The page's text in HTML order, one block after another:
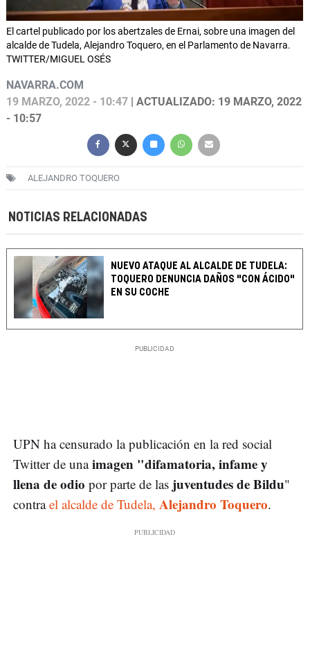
El cartel publicado por los abertzales de Ernai, sobre una imagen del
alcalde de Tudela, Alejandro Toquero, en el Parlamento de Navarra.
TWITTER/MIGUEL OSÉS
NAVARRA.COM
19 MARZO, 2022 - 10:47 | ACTUALIZADO: 19 MARZO, 2022
- 10:57
ALEJANDRO TOQUERO
NOTICIAS RELACIONADAS
NUEVO ATAQUE AL ALCALDE DE TUDELA:
TOQUERO DENUNCIA DAÑOS "CON ÁCIDO"
EN SU COCHE
UPN ha censurado la publicación en la red social
Twitter de unaimagen "difamatoria, infame y
llena de odio por parte de las juventudesdeBildu"
contrael alcalde de Tudela, Alejandro Toquero.